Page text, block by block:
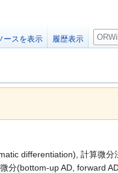
differentiation), 計算微
分(bottom-up AD, forward
ースを表示 履歴表示
検
索